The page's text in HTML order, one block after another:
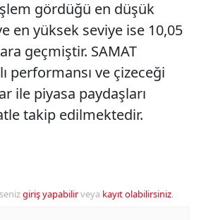
gördüğü en düşük
en yüksek seviye ise 10,05
geçmiştir. SAMAT
performansı ve çizeceği
ile piyasa paydaşları
takip edilmektedir.
giriş yapabilirveya kayıt olabilirsiniz.